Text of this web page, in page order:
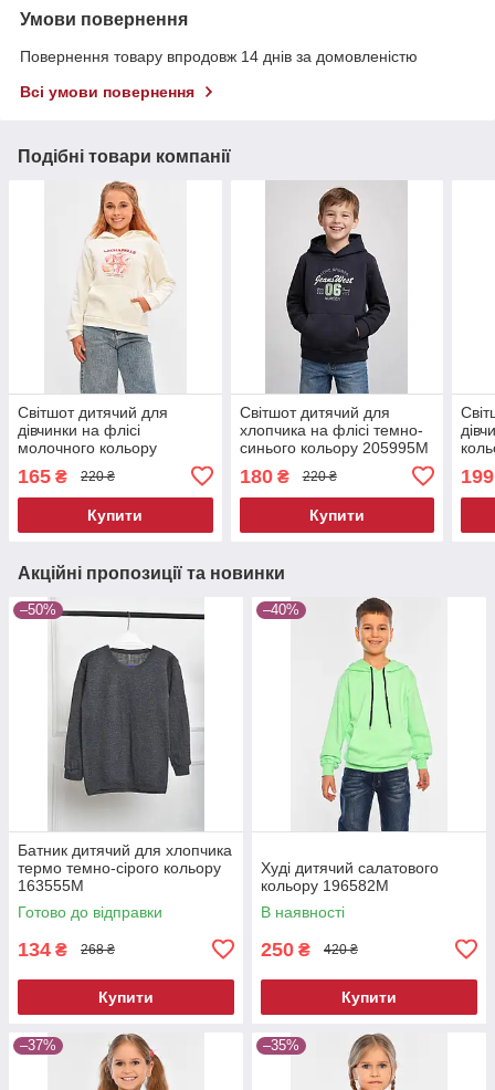
Умови повернення
Повернення товару впродовж 14 днів за домовленістю
Всі умови повернення
Подібні товари компанії
Світшот дитячий для
дівчинки на флісі
молочного кольору
165 ₴ 220 ₴
Купити
Світшот дитячий для
хлопчика на флісі темно-
синього кольору 205995M
180₴ 220 ₴
Купити
199
Акційні пропозиції та новинки
–50%
Батник дитячий для хлопчика
термо темно-сірого кольору
163555M
Готово до відправки
134 ₴ 268 ₴
Купити
–40%
Худі дитячий салатового
кольору 196582M
В наявності
250 ₴ 420 ₴
Купити
–37% –35%